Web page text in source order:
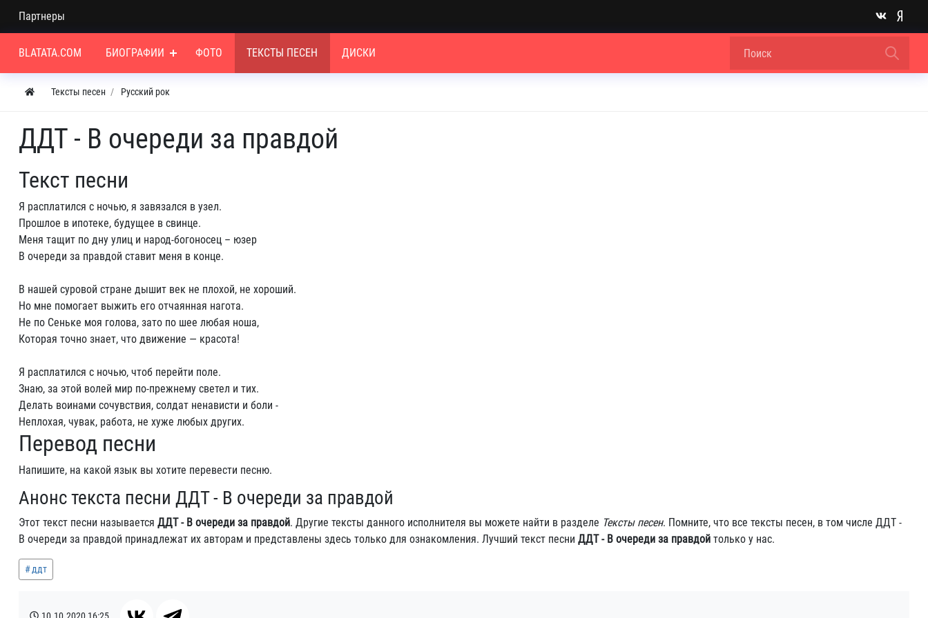
Партнеры
BLATATA.COM БИОГРАФИИ ФОТО ТЕКСТЫ ПЕСЕН ДИСКИ
Тексты песен Русский рок
ДДТ - В очереди за правдой
Текст песни
Я расплатился с ночью, я завязался в узел.
Прошлое в ипотеке, будущее в свинце.
Меня тащит по дну улиц и народ-богоносец – юзер
В очереди за правдой ставит меня в конце.
В нашей суровой стране дышит век не плохой, не хороший.
Но мне помогает выжить его отчаянная нагота.
Не по Сеньке моя голова, зато по шее любая ноша,
Которая точно знает, что движение — красота!
Я расплатился с ночью, чтоб перейти поле.
Знаю, за этой волей мир по-прежнему светел и тих.
Делать воинами сочувствия, солдат ненависти и боли -
Неплохая, чувак, работа, не хуже любых других.
Перевод песни
Напишите, на какой язык вы хотите перевести песню.
Анонс текста песни ДДТ - В очереди за правдой
Этот текст песни называется ДДТ - В очереди за правдой. Другие тексты данного исполнителя вы можете найти в разделе Тексты песен. Помните, что все тексты песен, в том числе ДДТ -
В очереди за правдой принадлежат их авторам и представлены здесь только для ознакомления. Лучший текст песни ДДТ - В очереди за правдой только у нас.
ддт